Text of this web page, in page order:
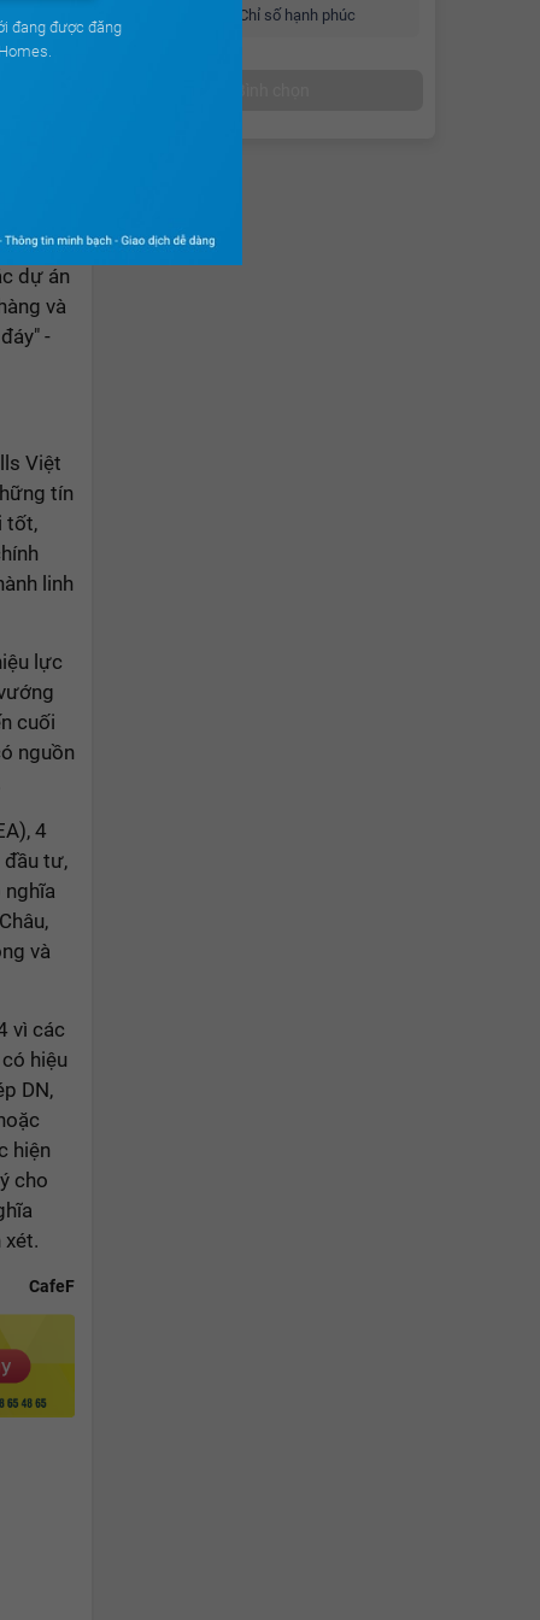
Chỉ số hạnh phúc
30%.
cá
dự án
và
-
Việt
tín
tốt,
linh
lực
cuối
nguồn
4
đầu tư,
và
vì các
hiệu
DN,
hiện
cho
xét.
CafeF
đang được đăng